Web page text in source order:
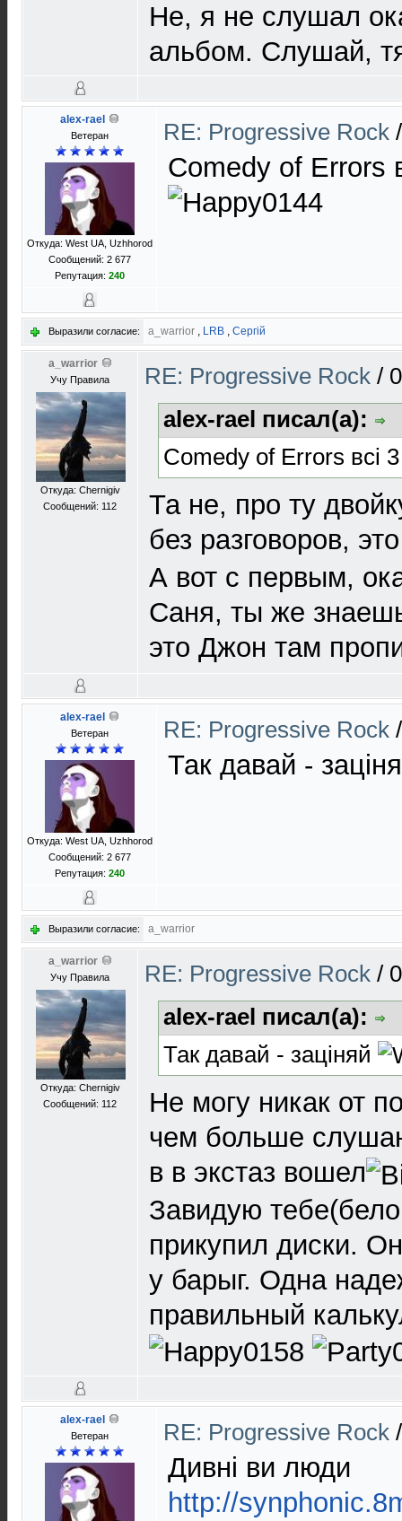
Не, я не слушал
альбом. Слушай,
alex-rael
Ветеран
Откуда: West UA, Uzhhorod
Сообщений: 2 677
Репутация: 240
RE: Progressive Rock
Comedy of Errors
Выразили согласие: a_warrior , LRB , Сергій
a_warrior
Учу Правила
Откуда: Chernigiv
Сообщений: 112
RE: Progressive Rock /
alex-rael писал(а):
Comedy of Errors всі
Та не, про ту
без разговоров,
А вот с первым,
Саня, ты же
это Джон там
alex-rael
Ветеран
Откуда: West UA, Uzhhorod
Сообщений: 2 677
Репутация: 240
RE: Progressive Rock
Так давай -
Выразили согласие: a_warrior
a_warrior
Учу Правила
Откуда: Chernigiv
Сообщений: 112
RE: Progressive Rock /
alex-rael писал(а):
Так давай - заціняй
Не могу никак от
чем больше
в в экстаз вошел
Завидую
прикупил диски.
у барыг. Одна
правильный
alex-rael
Ветеран RE: Progressive Rock
Дивні ви люди
http://